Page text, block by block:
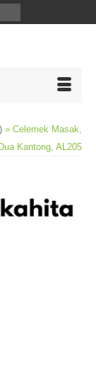
» Celemek Masak,
Kantong, AL205